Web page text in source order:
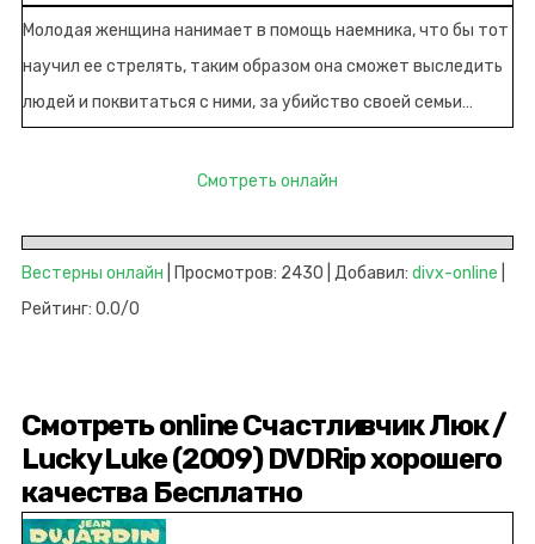
Молодая женщина нанимает в помощь наемника, что бы тот
научил ее стрелять, таким образом она сможет выследить
людей и поквитаться с ними, за убийство своей семьи…
Смотреть онлайн
Вестерны онлайн | Просмотров: 2430 | Добавил: divx-online
Рейтинг: 0.0/0
Смотреть online Счастливчик Люк /
Lucky Luke (2009) DVDRip хорошего
качества Бесплатно